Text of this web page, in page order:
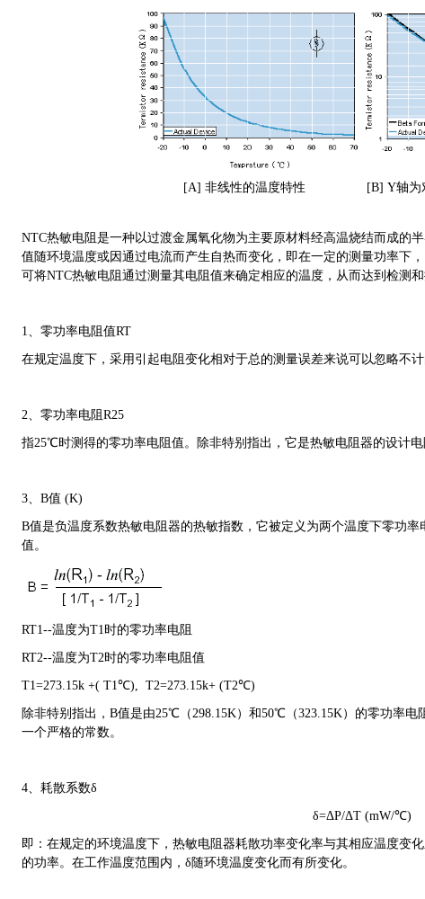
[A] 非线性的温度特性 [B] Y轴为对数坐标时
NTC热敏电阻是一种以过渡金属氧化物为主要原材料经高温烧结而成的
值随环境温度或因通过电流而产生自热而变化，即在一定的测量功率下
可将NTC热敏电阻通过测量其电阻值来确定相应的温度，从而达到检测和
1、零功率电阻值RT
在规定温度下，采用引起电阻变化相对于总的测量误差来说可以忽略不计
2、零功率电阻R25
指25℃时测得的零功率电阻值。除非特别指出，它是热敏电阻器的设计电
3、B值 (K)
B值是负温度系数热敏电阻器的热敏指数，它被定义为两个温度下零功
值。
RT1--温度为T1时的零功率电阻
RT2--温度为T2时的零功率电阻值
T1=273.15k +( T1℃), T2=273.15k+ (T2℃)
除非特别指出，B值是由25℃（298.15K）和50℃（323.15K）的零功率电
一个严格的常数。
4、耗散系数δ
δ=ΔP/ΔT (mW/℃)
即：在规定的环境温度下，热敏电阻器耗散功率变化率与其相应温度变
的功率。在工作温度范围内，δ随环境温度变化而有所变化。